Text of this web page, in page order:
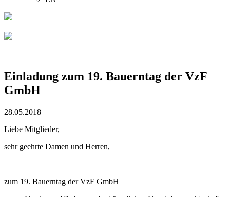
Einladung zum 19. Bauerntag der VzF
GmbH
28.05.2018
Liebe Mitglieder,
sehr geehrte Damen und Herren,
zum 19. Bauerntag der VzF GmbH